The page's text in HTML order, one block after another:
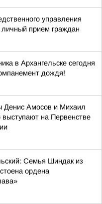
управления
прием граждан
в Архангельске сегодня
дождя!
Денис Амосов и Михаил
на Первенстве
Семья Шиндак из
ордена